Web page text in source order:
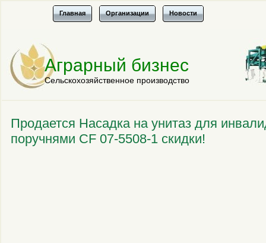
Главная Организации Новости
Аграрный бизнес
Сельскохозяйственное производство
Продается Насадка на унитаз для
поручнями CF 07-5508-1 скидки!